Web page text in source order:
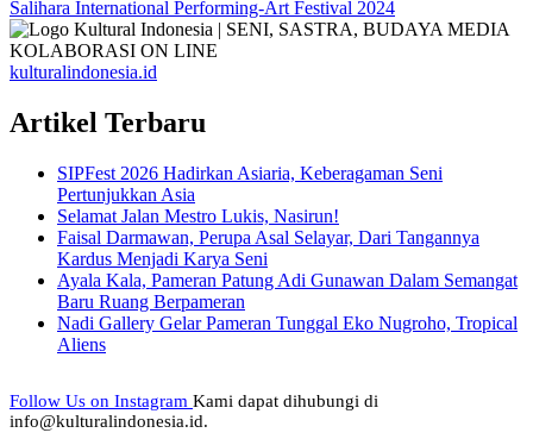
pos
Salihara International Performing-Art Festival 2024
kulturalindonesia.id
Artikel Terbaru
SIPFest 2026 Hadirkan Asiaria, Keberagaman Seni
Pertunjukkan Asia
Selamat Jalan Mestro Lukis, Nasirun!
Faisal Darmawan, Perupa Asal Selayar, Dari Tangannya
Kardus Menjadi Karya Seni
Ayala Kala, Pameran Patung Adi Gunawan Dalam Semangat
Baru Ruang Berpameran
Nadi Gallery Gelar Pameran Tunggal Eko Nugroho, Tropical
Aliens
Follow Us on Instagram Kami dapat dihubungi di
info@kulturalindonesia.id.